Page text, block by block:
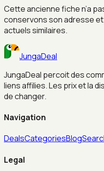
Cette ancienne fiche n’a
conservons son adresse
actuels similaires.
JungaDeal
JungaDeal percoit des
liens affilies. Les prix et la
de changer.
Navigation
DealsCategoriesBlog
Legal